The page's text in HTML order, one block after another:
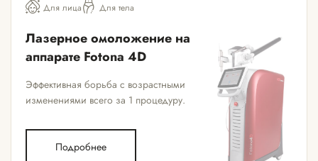
Для лица Для тела
Лазерное омоложение на
аппарате Fotona 4D
Эффективная борьба с возрастными
изменениями всего за 1 процедуру.
Подробнее